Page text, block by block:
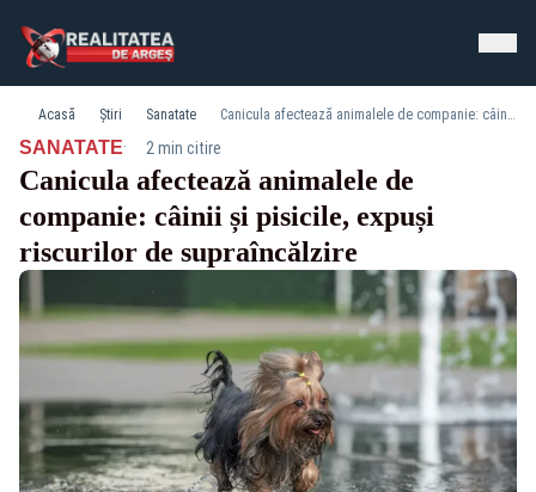
Acasă Știri Sanatate Canicula afectează animalele de companie: câinii și pisicile, expuși riscurilor de supraîncălzire
SANATATE· 2 min citire
Canicula afectează animalele de
companie: câinii și pisicile, expuși
riscurilor de supraîncălzire